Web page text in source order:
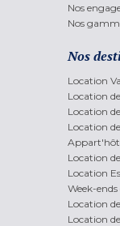
Nos
Nos
Nos
Location
Location
Location
Location
Location
Location
Week-
Location
Location